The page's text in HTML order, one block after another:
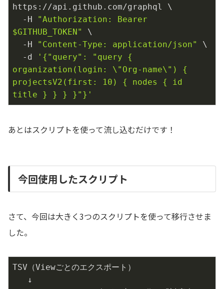
https://api.github.com/graphql \
  -H
$GITHUB_TOKEN "
\
  -H
"Content-Type: application/json"
\
  -d
'{"query": "query {
organization(login: \"Org-name\") {
projectsV2(first: 10) { nodes { id
title } } } }"}'
あとはスクリプトを使って流し込むだけです！
今回使用したスクリプト
さて、今回は大きく3つのスクリプトを使って移行させま
した。
TSV（Viewごとのエクスポート）